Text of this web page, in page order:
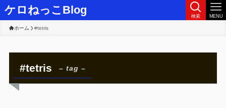
ケロねっこBlog 検索 MENU
ホーム #tetris
#tetris – tag –